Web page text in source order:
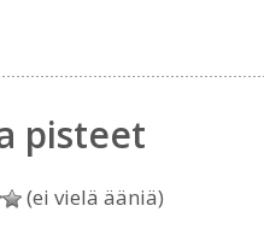
pisteet
(ei vielä ääniä)